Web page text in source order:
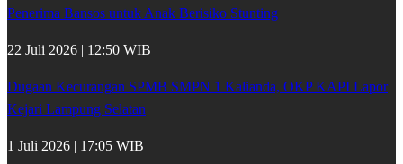
Penerima Bansos untuk Anak Berisiko Stunting
22 Juli 2026 | 12:50 WIB
Dugaan Kecurangan SPMB SMPN 1 Kalianda, OKP KAPI Lapor
Kejari Lampung Selatan
1 Juli 2026 | 17:05 WIB